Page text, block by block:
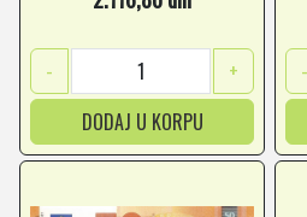
-
+
DODAJ U KORPU
-